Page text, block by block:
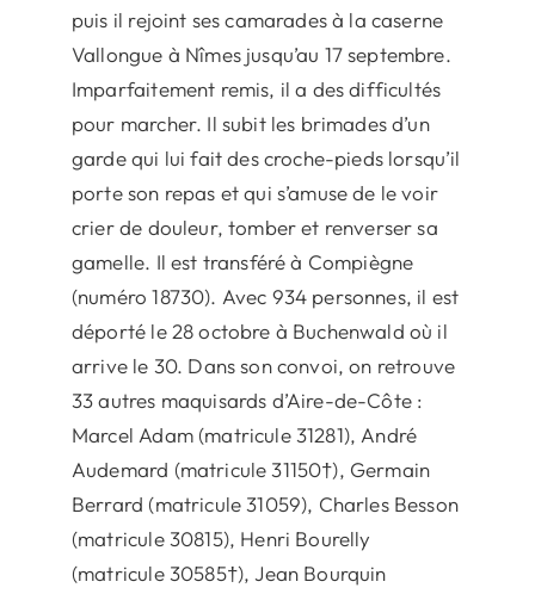
puis il rejoint ses camarades à la caserne
Vallongue à Nîmes jusqu’au 17 septembre.
Imparfaitement remis, il a des difficultés
pour marcher. Il subit les brimades d’un
garde qui lui fait des croche-pieds lorsqu’il
porte son repas et qui s’amuse de le voir
crier de douleur, tomber et renverser sa
gamelle. Il est transféré à Compiègne
(numéro 18730). Avec 934 personnes, il est
déporté le 28 octobre à Buchenwald où il
arrive le 30. Dans son convoi, on retrouve
33 autres maquisards d’Aire-de-Côte :
Marcel Adam (matricule 31281), André
Audemard (matricule 31150†), Germain
Berrard (matricule 31059), Charles Besson
(matricule 30815), Henri Bourelly
(matricule 30585†), Jean Bourquin